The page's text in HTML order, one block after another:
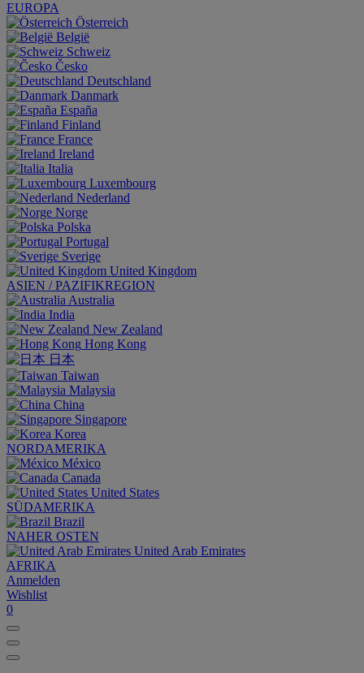
EUROPA
Österreich
België
Schweiz
Česko
Deutschland
Danmark
España
Finland
France
Ireland
Italia
Luxembourg
Nederland
Norge
Polska
Portugal
Sverige
United Kingdom
ASIEN / PAZIFIKREGION
Australia
India
New Zealand
Hong Kong
日本
Taiwan
Malaysia
China
Singapore
Korea
NORDAMERIKA
México
Canada
United States
SÜDAMERIKA
Brazil
NAHER OSTEN
United Arab Emirates
AFRIKA
Anmelden
Wishlist
0